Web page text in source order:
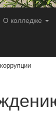
О колледже